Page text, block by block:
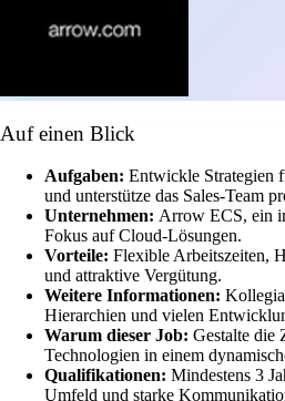
Auf einen Blick
Aufgaben: Entwickle Strategien
und unterstütze das Sales-Team
Unternehmen: Arrow ECS, ein
Fokus auf Cloud-Lösungen.
Vorteile: Flexible Arbeitszeiten,
und attraktive Vergütung.
Weitere Informationen:
Hierarchien und vielen
Warum dieser Job: Gestalte die
Technologien in einem
Qualifikationen: Mindestens 3
Umfeld und starke